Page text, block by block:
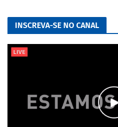
INSCREVA-SE NO CANAL